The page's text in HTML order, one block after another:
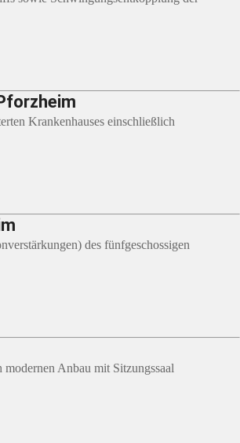
Krankenhauses einschließlich
des fünfgeschossigen
modernen Anbau mit Sitzungssaal